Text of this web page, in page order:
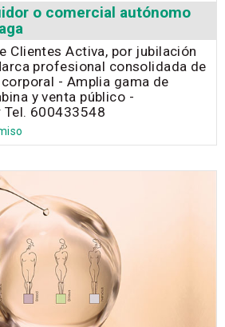
o comercial autónomo
Clientes Activa, por jubilación
profesional consolidada de
- Amplia gama de
y venta público -
Tel. 600433548